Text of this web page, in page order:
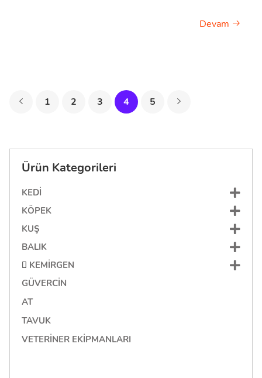
Devam
1 2 3 4 5
Ürün Kategorileri
KEDI
KÖPEK
KUŞ
BALIK
KEMIRGEN
GÜVERCIN
AT
TAVUK
VETERINER EKIPMANLARI